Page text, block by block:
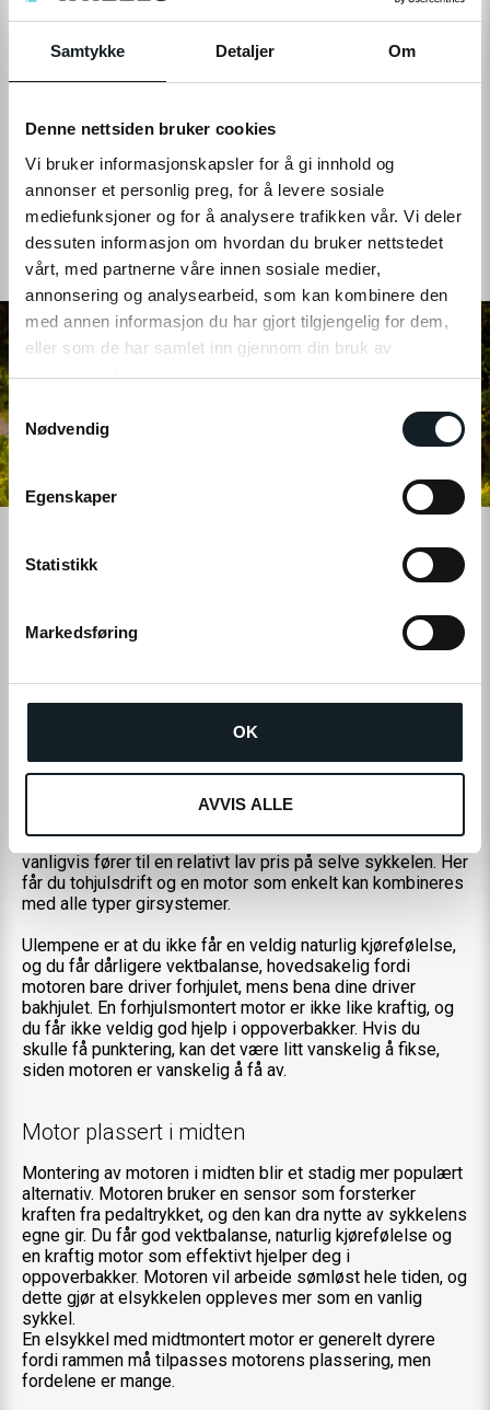
Samtykke Detaljer Om
Denne nettsiden bruker cookies
Vi bruker informasjonskapsler for å gi innhold og
annonser et personlig preg, for å levere sosiale
mediefunksjoner og for å analysere trafikken vår. Vi deler
dessuten informasjon om hvordan du bruker nettstedet
vårt, med partnerne våre innen sosiale medier,
annonsering og analysearbeid, som kan kombinere den
med annen informasjon du har gjort tilgjengelig for dem,
eller som de har samlet inn gjennom din bruk av
tjenestene deres.
Klikk på «OK» for å gi oss ditt samtykke til å bruke
informasjonskapsler (cookies) for alle disse formålene.
S
a
m
t
y
Nødvendig
Egenskaper
Statistikk
Markedsføring
OK
AVVIS ALLE
• Trenger ikke kjeder eller remmer for å overføre kraften til
• Rotasjonssensoren i navmotoren måler bare hvilken
• Rotasjonssensoren krever mer kraft fra batteriet enn en
dreiemomentsensor
Derfor mener vi at en krankmotor er det suverent beste
valget for elsykler, spesielt for de som ønsker en optimal
sykkelopplevelse både på og utenfor veien.
Plasseringen av motoren er en viktig aspekt
Som om det ikke var nok å måtte velge motortype, spiller
også plasseringen av motoren en stor rolle for
midten eller bak på elsykkelen. Våre elsykler har
midtmonterte motorer, og snart vil du forstå hvorfor.
Motor plassert i forhjulet
generelt rimeligere enn de andre alternativene, noe som
vanligvis fører til en relativt lav pris på selve sykkelen. Her
får du tohjulsdrift og en motor som enkelt kan kombineres
med alle typer girsystemer.
Ulempene er at du ikke får en veldig naturlig kjørefølelse,
og du får dårligere vektbalanse, hovedsakelig fordi
motoren bare driver forhjulet, mens bena dine driver
bakhjulet. En forhjulsmontert motor er ikke like kraftig, og
du får ikke veldig god hjelp i oppoverbakker. Hvis du
skulle få punktering, kan det være litt vanskelig å fikse,
siden motoren er vanskelig å få av.
Motor plassert i midten
Montering av motoren i midten blir et stadig mer populært
alternativ. Motoren bruker en sensor som forsterker
kraften fra pedaltrykket, og den kan dra nytte av sykkelens
egne gir. Du får god vektbalanse, naturlig kjørefølelse og
en kraftig motor som effektivt hjelper deg i
oppoverbakker. Motoren vil arbeide sømløst hele tiden, og
dette gjør at elsykkelen oppleves mer som en vanlig
sykkel.
En elsykkel med midtmontert motor er generelt dyrere
fordi rammen må tilpasses motorens plassering, men
fordelene er mange.